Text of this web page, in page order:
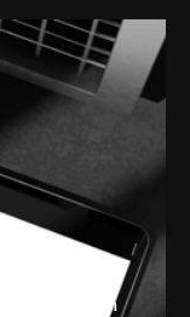
Production